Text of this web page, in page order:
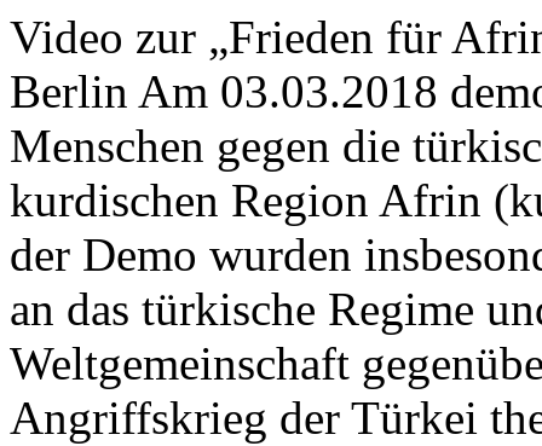
Video zur „Frieden für
Berlin Am 03.03.2018
Menschen gegen die
kurdischen Region Afrin
der Demo wurden
an das türkische Regime
Weltgemeinschaft
Angriffskrieg der Türkei